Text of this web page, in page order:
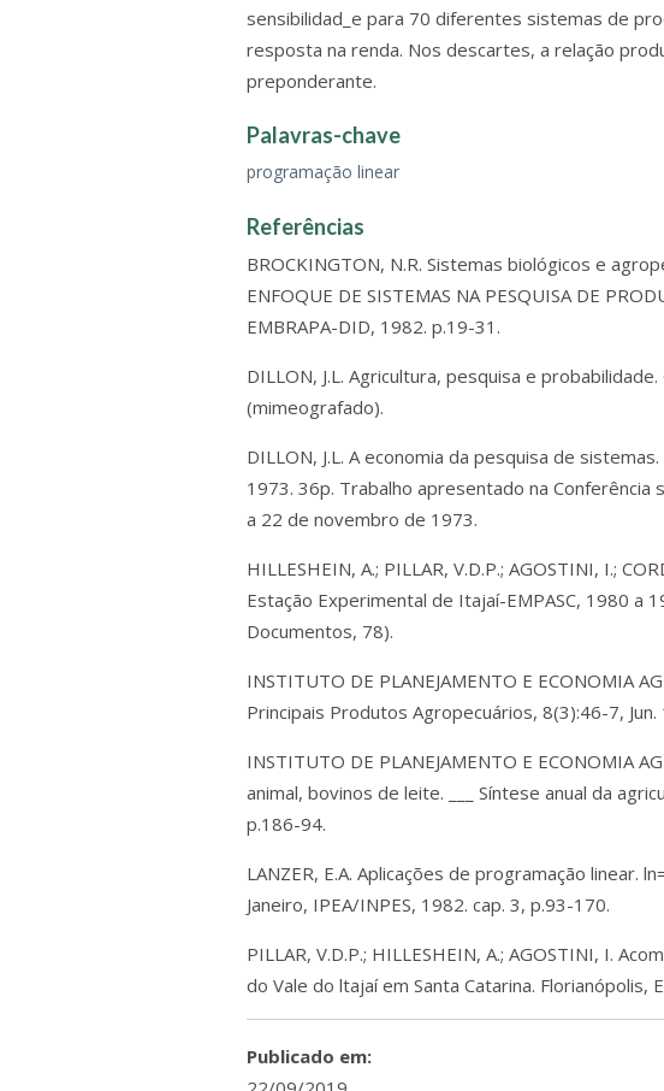
sensibilidad_e para 70 diferentes sistemas de
resposta na renda. Nos descartes, a relação
preponderante.
Palavras-chave
programação linear
Referências
BROCKINGTON, N.R. Sistemas biológicos e
ENFOQUE DE SISTEMAS NA PESQUISA DE
EMBRAPA-DID, 1982. p.19-31.
DILLON, J.L. Agricultura, pesquisa e
(mimeografado).
DILLON, J.L. A economia da pesquisa de
1973. 36p. Trabalho apresentado na
a 22 de novembro de 1973.
HILLESHEIN, A.; PILLAR, V.D.P.; AGOSTINI, I.;
Estação Experimental de Itajaí-EMPASC, 1980 a
Documentos, 78).
INSTITUTO DE PLANEJAMENTO E ECONOMIA
Principais Produtos Agropecuários, 8(3):46-7, Jun.
INSTITUTO DE PLANEJAMENTO E ECONOMIA
animal, bovinos de leite. ___ Síntese anual da
p.186-94.
LANZER, E.A. Aplicações de programação linear.
Janeiro, IPEA/INPES, 1982. cap. 3, p.93-170.
PILLAR, V.D.P.; HILLESHEIN, A.; AGOSTINI, I.
do Vale do ltajaí em Santa Catarina. Florianópolis,
Publicado em: